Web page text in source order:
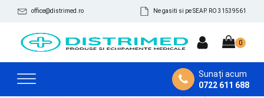
office@distrimed.ro Ne gasiti si pe SEAP. RO 31539561
Sunați acum
0722 611 688